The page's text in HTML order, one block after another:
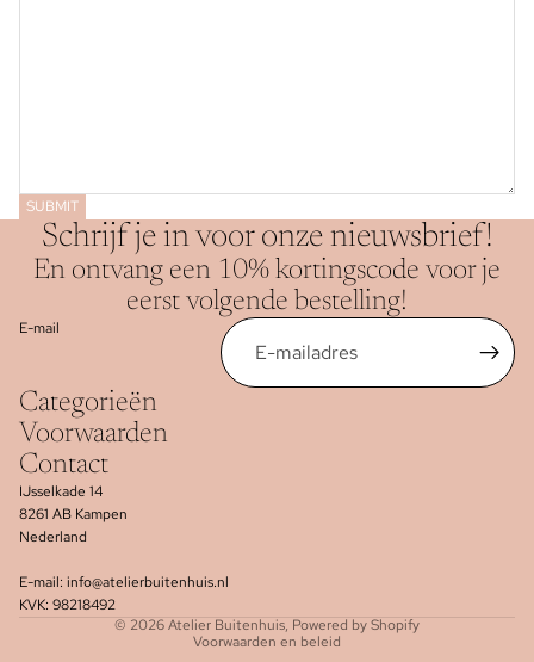
SUBMIT
Schrijf je in voor onze nieuwsbrief!
En ontvang een 10% kortingscode voor je
eerst volgende bestelling!
E-mail
Categorieën
Voorwaarden
Contact
IJsselkade 14
8261 AB Kampen
Nederland
E-mail: info@atelierbuitenhuis.nl
KVK: 98218492
© 2026Atelier Buitenhuis, Powered by Shopify
Voorwaarden en beleid